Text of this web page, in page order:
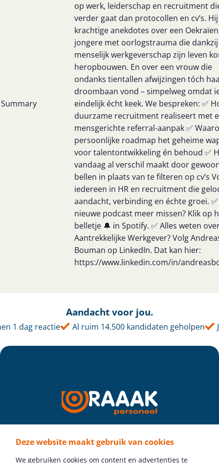
Deze website maakt gebruik van cookies
We gebruiken cookies om content en advertenties te
Summary
op werk, leiderschap en recruitment
verder gaat dan protocollen en cv’s.
krachtige anekdotes over een
jongere met oorlogstrauma die dankzij
menselijk werkgeverschap zijn leven
heropbouwen. En over een vrouw die
ondanks tientallen afwijzingen tóch
droombaan vond – simpelweg omdat
eindelijk écht keek. We bespreken: ✅
duurzame recruitment realiseert met
mensgerichte referral-aanpak ✅
persoonlijke roadmap het geheime
voor talentontwikkeling én behoud ✅
vandaag al verschil maakt door
bellen in plaats van te filteren op cv’s
iedereen in HR en recruitment die
aandacht, verbinding en échte groei.
nieuwe podcast meer missen? Klik op
belletje 🔔 in Spotify. ✅ Alles weten
Aantrekkelijke Werkgever? Volg
Bouman op LinkedIn. Dat kan hier:
https://www.linkedin.com/in/
Aandacht voor jou.
1 dag reactie Al ruim 14.500 kandidaten geholpen
Volg ons